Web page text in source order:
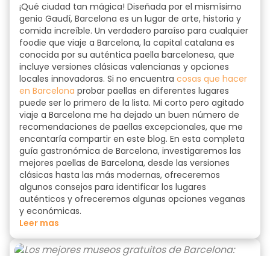
¡Qué ciudad tan mágica! Diseñada por el mismísimo
genio Gaudí, Barcelona es un lugar de arte, historia y
comida increíble. Un verdadero paraíso para cualquier
foodie que viaje a Barcelona, la capital catalana es
conocida por su auténtica paella barcelonesa, que
incluye versiones clásicas valencianas y opciones
locales innovadoras. Si no encuentra cosas que hacer
en Barcelona probar paellas en diferentes lugares
puede ser lo primero de la lista. Mi corto pero agitado
viaje a Barcelona me ha dejado un buen número de
recomendaciones de paellas excepcionales, que me
encantaría compartir en este blog. En esta completa
guía gastronómica de Barcelona, investigaremos las
mejores paellas de Barcelona, desde las versiones
clásicas hasta las más modernas, ofreceremos
algunos consejos para identificar los lugares
auténticos y ofreceremos algunas opciones veganas
y económicas.
Leer mas